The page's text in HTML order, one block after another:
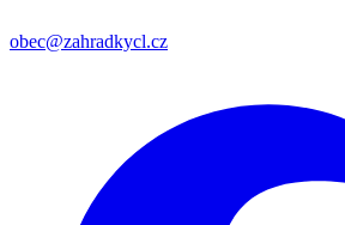
obec@zahradkycl.cz